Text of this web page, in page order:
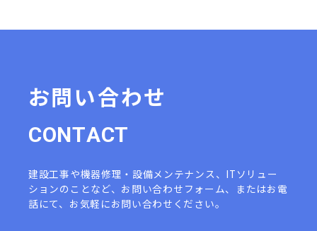
お問い合わせ
CONTACT
建設工事や機器修理・設備メンテナンス、ITソリュー
ションのことなど、 お問い合わせフォーム、またはお電
話にて、お気軽にお問い合わせください。